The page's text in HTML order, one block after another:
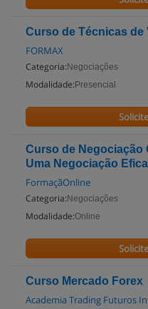
Curso de Técnicas de
FORMAX
Categoria: Negociações
Modalidade: Presencial
Curso de Negociação
Uma Negociação
FormaçãOnline
Categoria: Negociações
Modalidade:Online
Curso Mercado Forex
Academia Trading Futuros